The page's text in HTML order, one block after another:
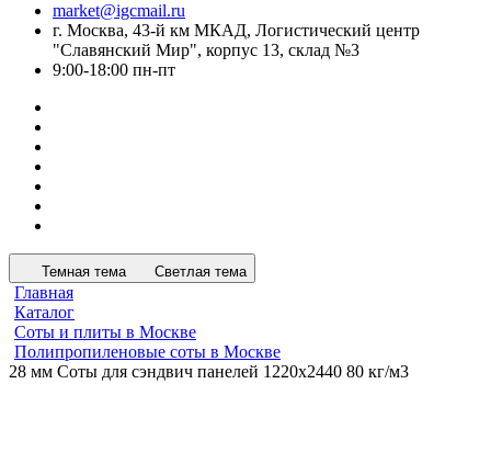
market@igcmail.ru
г. Москва, 43-й км МКАД, Логистический центр
"Славянский Мир", корпус 13, склад №3
9:00-18:00 пн-пт
Темная тема Светлая тема
Главная
Каталог
Соты и плиты в Москве
Полипропиленовые соты в Москве
28 мм Соты для сэндвич панелей 1220х2440 80 кг/м3